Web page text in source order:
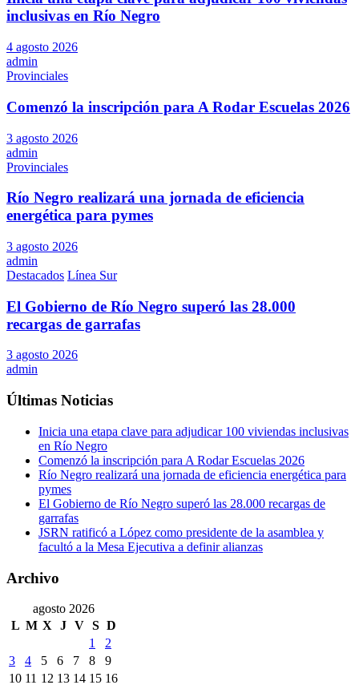
inclusivas en Río Negro
4 agosto 2026
admin
Provinciales
Comenzó la inscripción para A Rodar Escuelas 2026
3 agosto 2026
admin
Provinciales
Río Negro realizará una jornada de eficiencia
energética para pymes
3 agosto 2026
admin
Destacados Línea Sur
El Gobierno de Río Negro superó las 28.000
recargas de garrafas
3 agosto 2026
admin
Últimas Noticias
Inicia una etapa clave para adjudicar 100 viviendas inclusivas
en Río Negro
Comenzó la inscripción para A Rodar Escuelas 2026
Río Negro realizará una jornada de eficiencia energética para
pymes
El Gobierno de Río Negro superó las 28.000 recargas de
garrafas
JSRN ratificó a López como presidente de la asamblea y
facultó a la Mesa Ejecutiva a definir alianzas
Archivo
agosto 2026
L M X J V S D
1
2
3
4 5 6 7 8
9
10 11 12 13 14 15 16